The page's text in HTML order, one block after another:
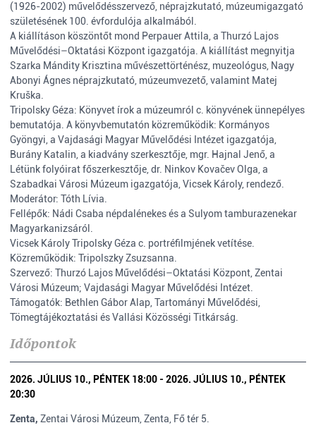
(1926-2002) művelődésszervező, néprajzkutató, múzeumigazgató
születésének 100. évfordulója alkalmából.
A kiállításon köszöntőt mond Perpauer Attila, a Thurzó Lajos
Művelődési–Oktatási Központ igazgatója. A kiállítást megnyitja
Szarka Mándity Krisztina művészettörténész, muzeológus, Nagy
Abonyi Ágnes néprajzkutató, múzeumvezető, valamint Matej
Kruška.
Tripolsky Géza: Könyvet írok a múzeumról c. könyvének ünnepélyes
bemutatója. A könyvbemutatón közreműködik: Kormányos
Gyöngyi, a Vajdasági Magyar Művelődési Intézet igazgatója,
Burány Katalin, a kiadvány szerkesztője, mgr. Hajnal Jenő, a
Létünk folyóirat főszerkesztője, dr. Ninkov Kovačev Olga, a
Szabadkai Városi Múzeum igazgatója, Vicsek Károly, rendező.
Moderátor: Tóth Lívia.
Fellépők: Nádi Csaba népdalénekes és a Sulyom tamburazenekar
Magyarkanizsáról.
Vicsek Károly Tripolsky Géza c. portréfilmjének vetítése.
Közreműködik: Tripolszky Zsuzsanna.
Szervező: Thurzó Lajos Művelődési–Oktatási Központ, Zentai
Városi Múzeum; Vajdasági Magyar Művelődési Intézet.
Támogatók: Bethlen Gábor Alap, Tartományi Művelődési,
Tömegtájékoztatási és Vallási Közösségi Titkárság.
Időpontok
2026. JÚLIUS 10., PÉNTEK 18:00 - 2026. JÚLIUS 10., PÉNTEK
20:30
Zenta, Zentai Városi Múzeum, Zenta, Fő tér 5.